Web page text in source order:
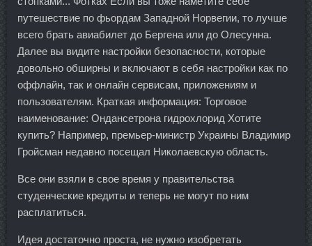
путешествие по фьордам Западной Норвегии, то лучше
всего брать авиабилет до Бергена или до Олесунна.
Далее вы видите настройки безопасности, которые
довольно обширны и включают в себя настройки как по
оффлайн, так и онлайн сервисам, приложениям и
пользователям. Краткая информация: Торговое
наименование: Ондансетрона гидрохлорид Хотите
купить? Например, премьер-министр Украины Владимир
Гройсман недавно посещал Николаевскую область.
Все они взяли в свое время у правительства
студенческие кредиты и теперь не могут по ним
расплатиться.
Идея достаточно проста, не нужно изобретать